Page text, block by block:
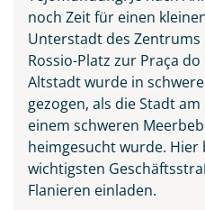
noch Zeit für einen
Unterstadt des Zentrums
Rossio-Platz zur Praça
Altstadt wurde in
gezogen, als die Stadt
einem schweren
heimgesucht wurde.
wichtigsten
Flanieren einladen.